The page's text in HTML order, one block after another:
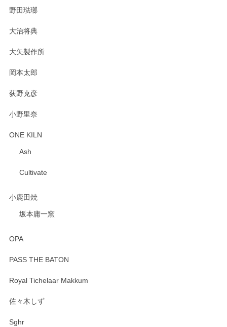
野田琺瑯
大治将典
大矢製作所
岡本太郎
荻野克彦
小野里奈
ONE KILN
Ash
Cultivate
小鹿田焼
坂本庸一窯
OPA
PASS THE BATON
Royal Tichelaar Makkum
佐々木しず
Sghr